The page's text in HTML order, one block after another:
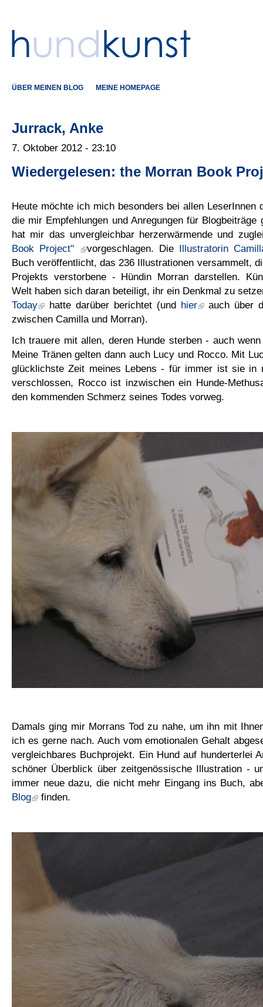
ÜBER MEINEN BLOG MEINE HOMEPAGE
Jurrack, Anke
7. Oktober 2012 - 23:10
Wiedergelesen: the Morran Book
Heute möchte ich mich besonders bei allen LeserInnen
die mir Empfehlungen und Anregungen für Blogbeiträge
hat mir das unvergleichbar herzerwärmende und
Book Project"
vorgeschlagen. Die Illustratorin
Buch veröffentlicht, das 236 Illustrationen versammelt,
Projekts verstorbene - Hündin Morran darstellen.
Welt haben sich daran beteiligt, ihr ein Denkmal zu
Today
hatte darüber berichtet (und hier auch über
zwischen Camilla und Morran).
Ich trauere mit allen, deren Hunde sterben - auch
Meine Tränen gelten dann auch Lucy und Rocco. Mit
glücklichste Zeit meines Lebens - für immer ist sie in
verschlossen, Rocco ist inzwischen ein Hunde-
den kommenden Schmerz seines Todes vorweg.
Damals ging mir Morrans Tod zu nahe, um ihn mit
ich es gerne nach. Auch vom emotionalen Gehalt
vergleichbares Buchprojekt. Ein Hund auf hunderterlei
schöner Überblick über zeitgenössische Illustration -
immer neue dazu, die nicht mehr Eingang ins Buch,
Blog
finden.